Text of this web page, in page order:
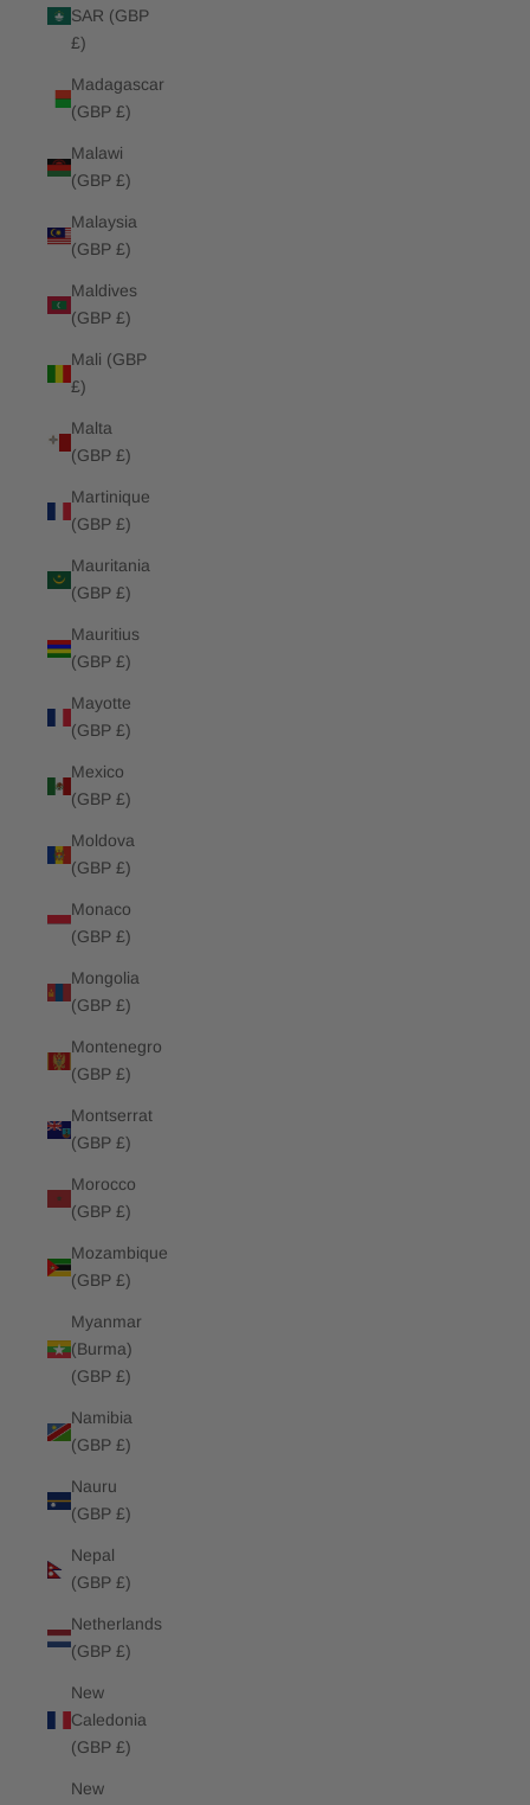
SAR (GBP
£)
Madagascar
(GBP £)
Malawi
(GBP £)
Malaysia
(GBP £)
Maldives
(GBP £)
Mali (GBP
£)
Malta
(GBP £)
Martinique
(GBP £)
Mauritania
(GBP £)
Mauritius
(GBP £)
Mayotte
(GBP £)
Mexico
(GBP £)
Moldova
(GBP £)
Monaco
(GBP £)
Mongolia
(GBP £)
Montenegro
(GBP £)
Montserrat
(GBP £)
Morocco
(GBP £)
Mozambique
(GBP £)
Myanmar
(Burma)
(GBP £)
Namibia
(GBP £)
Nauru
(GBP £)
Nepal
(GBP £)
Netherlands
(GBP £)
New
Caledonia
(GBP £)
New